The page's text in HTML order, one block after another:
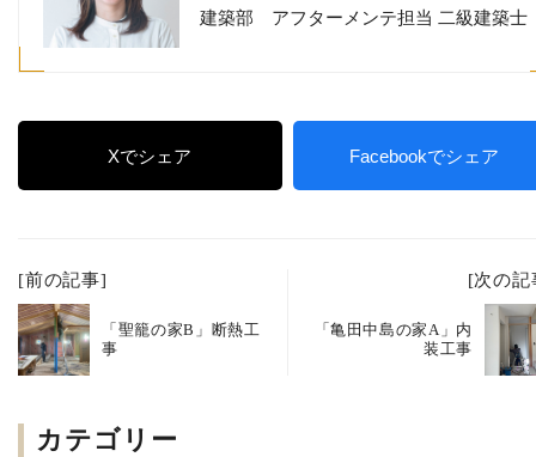
建築部 アフターメンテ担当 二級建築士
Xでシェア Facebookでシェア
[前の記事]
「聖籠の家B」断熱工
事
[次の記
「亀田中島の家A」内
装工事
カテゴリー